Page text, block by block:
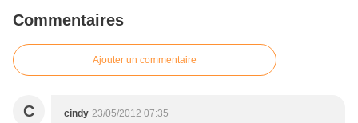
Commentaires
Ajouter un commentaire
C cindy 23/05/2012 07:35